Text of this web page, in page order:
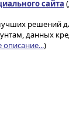
сайта
решений
данных
описание...)